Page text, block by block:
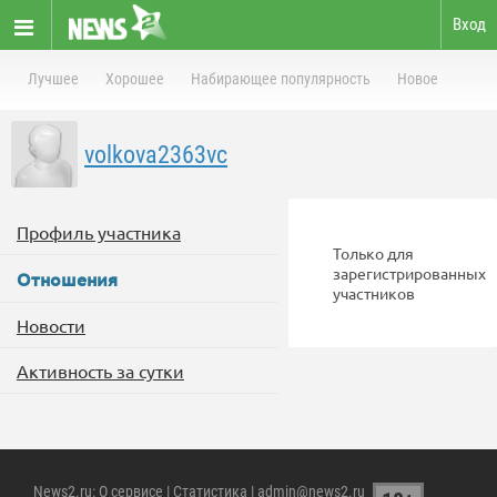
Вход
Лучшее Хорошее Набирающее популярность Новое
volkova2363vc
Профиль участника
Отношения
Новости
Активность за сутки
Только для
зарегистрированных
участников
News2.ru: О сервисе | Статистика | admin@news2.ru